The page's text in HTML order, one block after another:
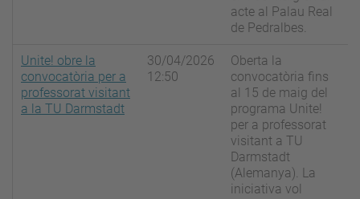
acte al Palau Real
de Pedralbes.
Unite! obre la
convocatòria per a
professorat visitant
a la TU Darmstadt
30/04/2026
12:50
Oberta la
convocatòria fins
al 15 de maig del
programa Unite!
per a professorat
visitant a TU
Darmstadt
(Alemanya). La
iniciativa vol